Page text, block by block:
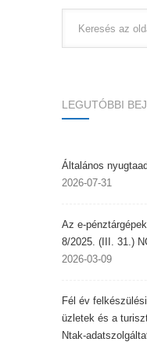
LEGUTÓBBI
Általános
2026-07-31
Az e-
8/2025. (III. 31.)
2026-03-09
Fél év
üzletek és a
Ntak-